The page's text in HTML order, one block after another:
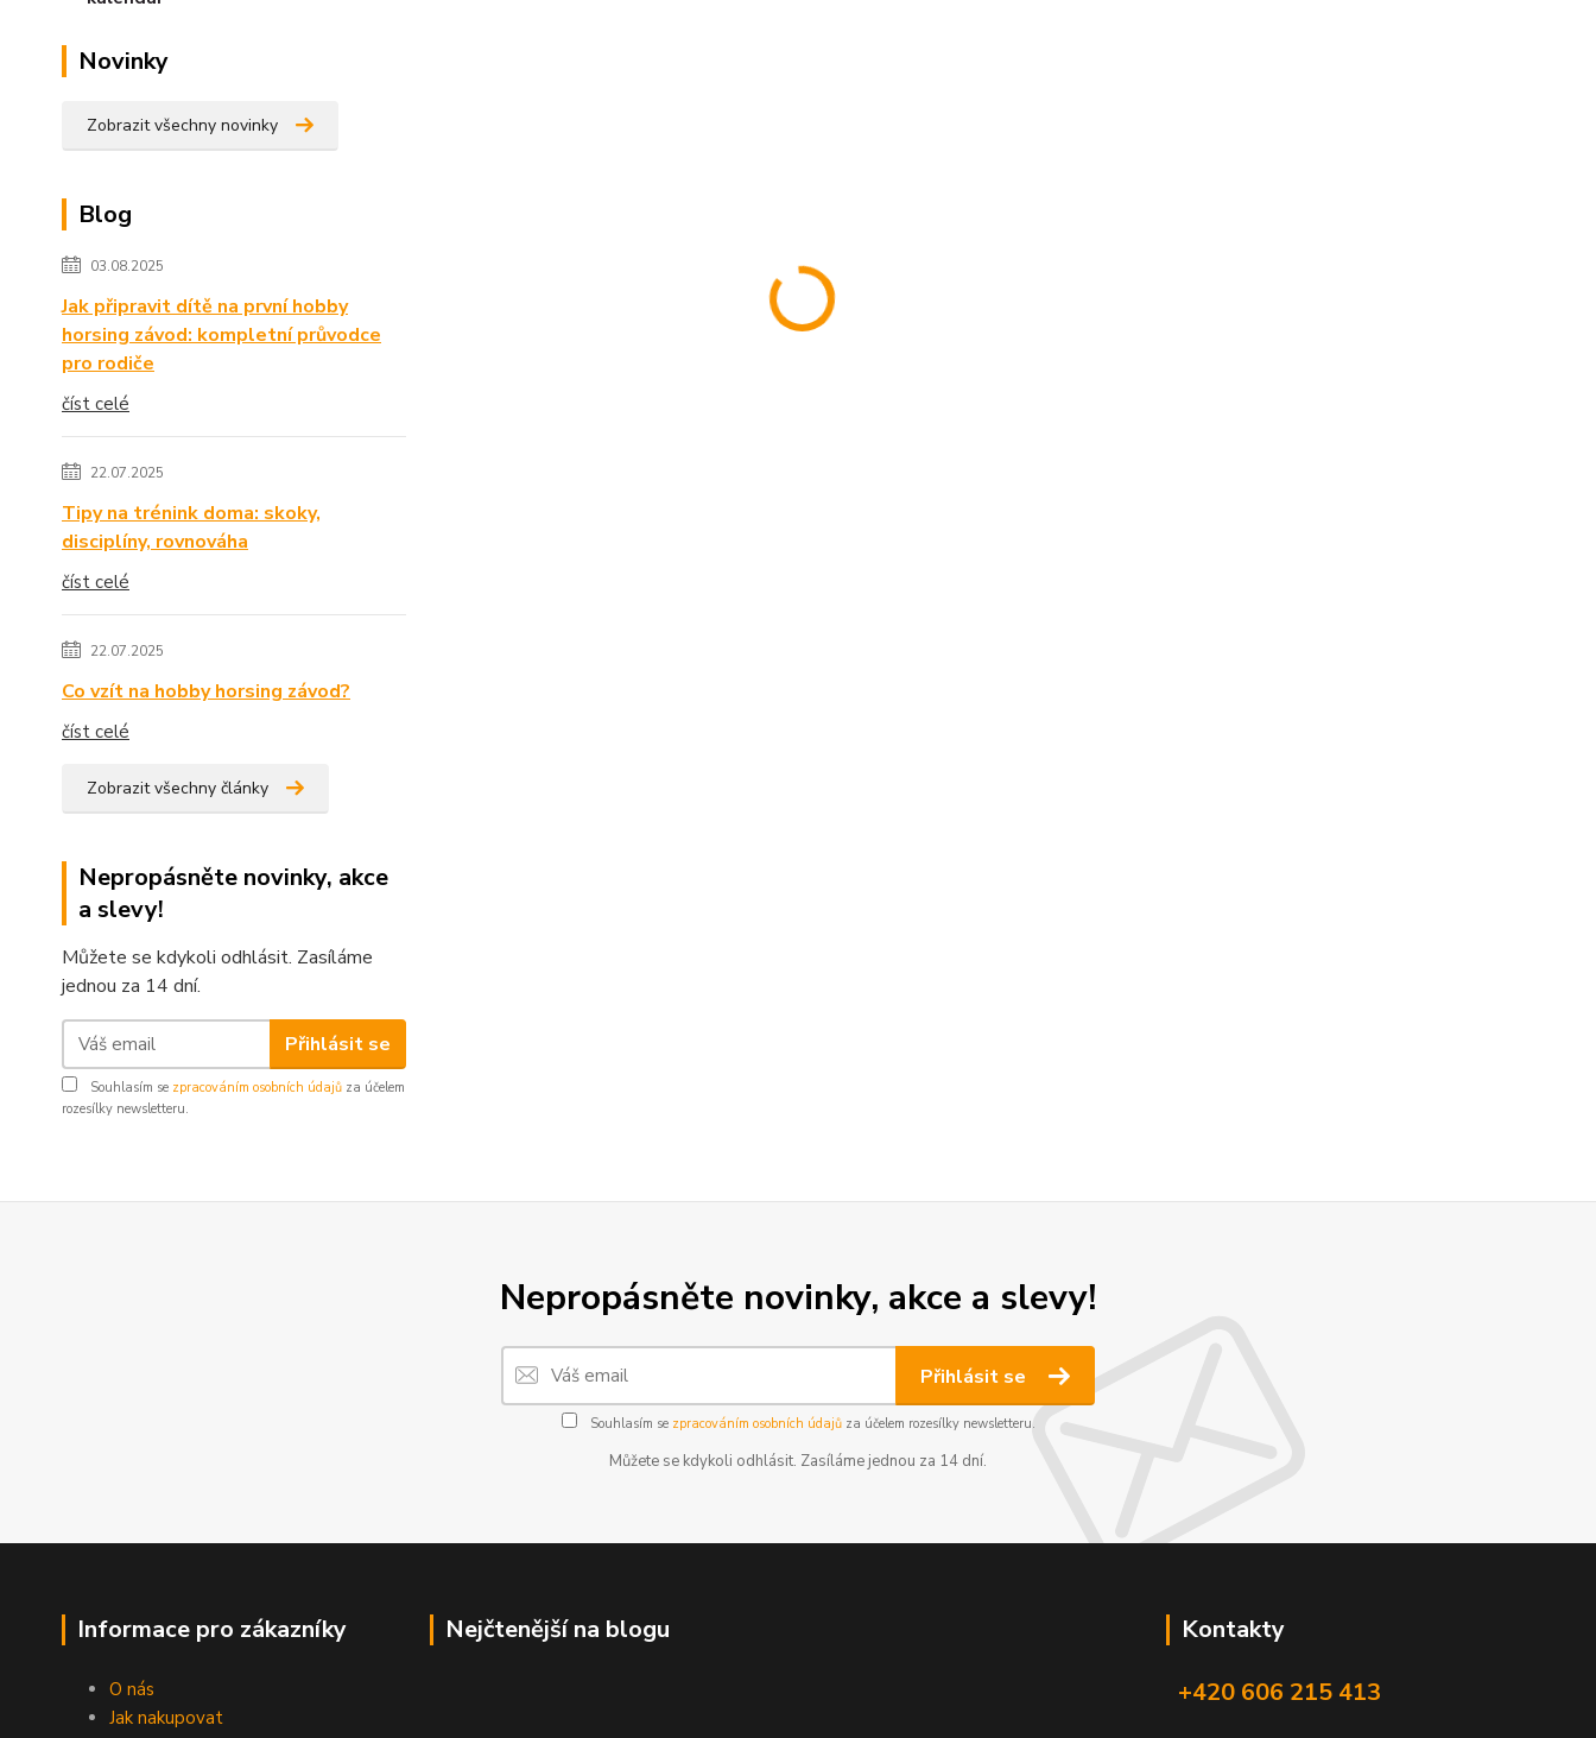
Novinky
Zobrazit všechny novinky
Blog
03.08.2025
Jak připravit dítě na první hobby
horsing závod: kompletní průvodce
pro rodiče
číst celé
22.07.2025
Tipy na trénink doma: skoky,
disciplíny, rovnováha
číst celé
22.07.2025
Co vzít na hobby horsing závod?
číst celé
Zobrazit všechny články
Nepropásněte novinky, akce
a slevy!
Můžete se kdykoli odhlásit. Zasíláme
jednou za 14 dní.
Přihlásit se
Souhlasím se zpracováním osobních údajů za účelem
rozesílky newsletteru.
Nepropásněte novinky, akce a slevy!
Přihlásit se
Souhlasím se zpracováním osobních údajůza účelem rozesílky newsletteru.
Můžete se kdykoli odhlásit. Zasíláme jednou za 14 dní.
Informace pro zákazníky
O nás
Jak nakupovat
Nejčtenější na blogu
Kontakty
+420 606 215 413